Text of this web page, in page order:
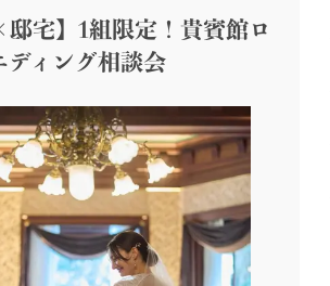
邸宅】1組限定！貴賓館ロ
ディング相談会